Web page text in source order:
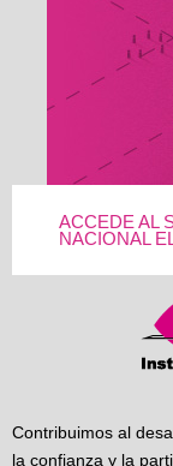
ACCEDE AL
NACIONAL
Contribuimos al
la confianza y la